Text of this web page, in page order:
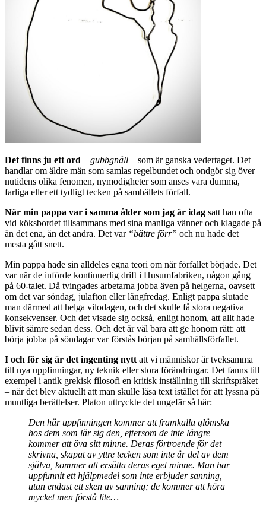
Det finns ju ett ord – gubbgnäll – som är ganska vedertaget. Det
handlar om äldre män som samlas regelbundet och ondgör sig över
nutidens olika fenomen, nymodigheter som anses vara dumma,
farliga eller ett tydligt tecken på samhällets förfall.
När min pappa var i samma ålder som jag är idag satt han ofta
vid köksbordet tillsammans med sina manliga vänner och klagade på
än det ena, än det andra. Det var “bättre förr” och nu hade det
mesta gått snett.
Min pappa hade sin alldeles egna teori om när förfallet började. Det
var när de införde kontinuerlig drift i Husumfabriken, någon gång
på 60-talet. Då tvingades arbetarna jobba även på helgerna, oavsett
om det var söndag, julafton eller långfredag. Enligt pappa slutade
man därmed att helga vilodagen, och det skulle få stora negativa
konsekvenser. Och det visade sig också, enligt honom, att allt hade
blivit sämre sedan dess. Och det är väl bara att ge honom rätt: att
börja jobba på söndagar var förstås början på samhällsförfallet.
I och för sig är det ingenting nytt att vi människor är tveksamma
till nya uppfinningar, ny teknik eller stora förändringar. Det fanns till
exempel i antik grekisk filosofi en kritisk inställning till skriftspråket
– när det blev aktuellt att man skulle läsa text istället för att lyssna på
muntliga berättelser. Platon uttryckte det ungefär så här:
Den här uppfinningen kommer att framkalla glömska
hos dem som lär sig den, eftersom de inte längre
kommer att öva sitt minne. Deras förtroende för det
skrivna, skapat av yttre tecken som inte är del av dem
själva, kommer att ersätta deras eget minne. Man har
uppfunnit ett hjälpmedel som inte erbjuder sanning,
utan endast ett sken av sanning; de kommer att höra
mycket men förstå lite…